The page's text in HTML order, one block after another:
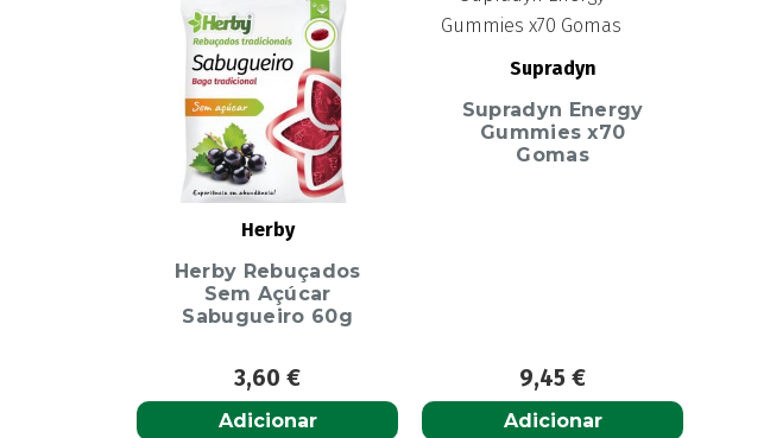
Herby
Herby Rebuçados
Sem Açúcar
Sabugueiro 60g
3,60€
Adicionar
Supradyn
Supradyn Energy
Gummies x70
Gomas
9,45€
Adicionar